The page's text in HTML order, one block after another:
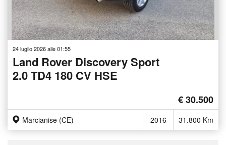
24 luglio 2026 alle 01:55
Land Rover Discovery Sport
2.0 TD4 180 CV HSE
€ 30.500
Marcianise (CE) 2016 31.800 Km